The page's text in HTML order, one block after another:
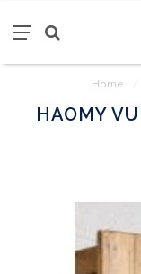
Home
HAOMY